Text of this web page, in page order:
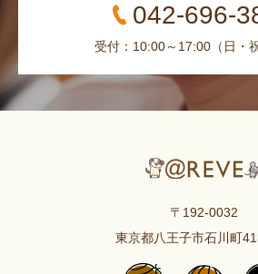
042-696-
受付：10:00～17:00（日・
〒192-0032
東京都八王子市石川町